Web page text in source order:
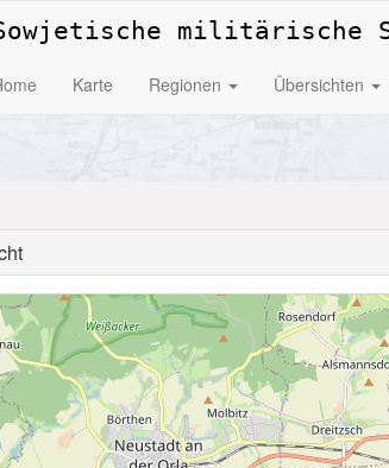
militärische
Karte Regionen Übersichten